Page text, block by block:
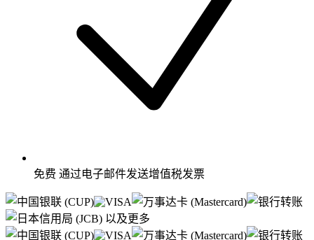
免费 通过电子邮件发送增值税发票
以及更多